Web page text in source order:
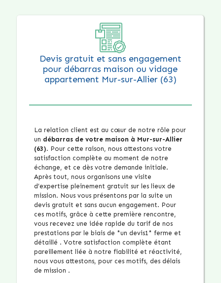
Devis gratuit et sans engagement
pour débarras maison ou vidage
appartement Mur-sur-Allier (63)
La relation client est au cœur de notre rôle pour
un débarras de votre maison à Mur-sur-Allier
(63). Pour cette raison, nous attestons votre
satisfaction complète au moment de notre
échange, et ce dès votre demande initiale.
Après tout, nous organisons une visite
d’expertise pleinement gratuit sur les lieux de
mission. Nous vous présentons par la suite un
devis gratuit et sans aucun engagement. Pour
ces motifs, grâce à cette première rencontre,
vous recevez une idée rapide du tarif de nos
prestations par le biais de *un devis1* ferme et
détaillé . Votre satisfaction complète étant
pareillement liée à notre fiabilité et réactivité,
nous vous attestons, pour ces motifs, des délais
de mission .